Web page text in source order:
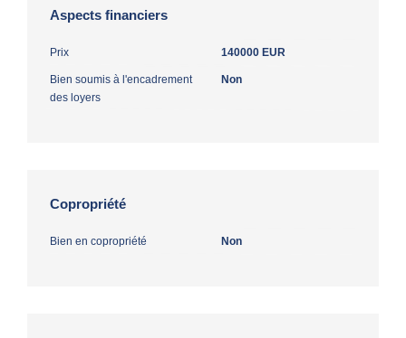
Aspects financiers
Prix 140000 EUR
Bien soumis à l'encadrement
des loyers
Non
Copropriété
Bien en copropriété Non